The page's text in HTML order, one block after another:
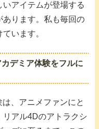
アイテムが登場する
ります。私も毎回の
います。
デミア体験をフルに
、アニメファンにと
リアル4Dのアトラクシ